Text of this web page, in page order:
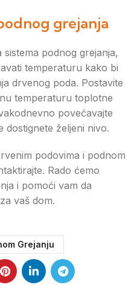
grejanja
podnog grejanja,
temperaturu kako bi
drvenog poda. Postavite
temperaturu toplotne
povećavajte
dostignete željeni nivo.
podovima i podnom
Rado ćemo
i pomoći vam da
vaš dom.
Grejanju